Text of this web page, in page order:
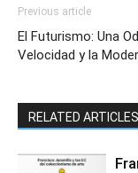
Previous article
El Futurismo: Una
Velocidad y la
RELATED ARTICLES